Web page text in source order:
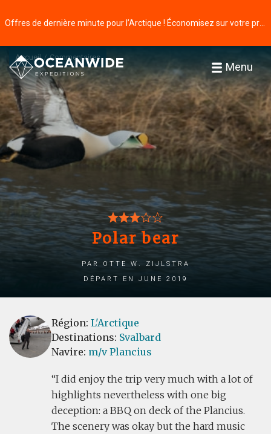
Menu
Accueil Commentaires
Polar bear
par otte w. zijlstra
Départ en June 2019
Région: L'Arctique
Destinations: Svalbard
Navire: m/v Plancius
I did enjoy the trip very much with a lot of
highlights nevertheless with one big
deception: a BBQ on deck of the Plancius.
The scenery was okay but the hard music